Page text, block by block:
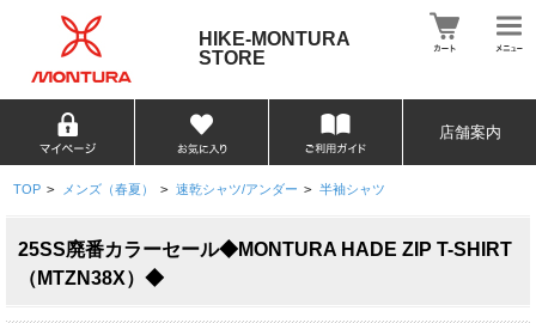
HIKE-MONTURA
STORE
店舗案内
TOP > メンズ（春夏） > 速乾シャツ/アンダー > 半袖シャツ
25SS廃番カラーセール◆MONTURA HADE ZIP T-SHIRT
（MTZN38X）◆